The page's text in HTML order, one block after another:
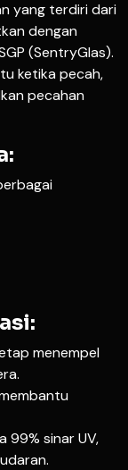
yang terdiri dari
dengan
(SentryGlas).
ketika pecah,
pecahan
menempel
99% sinar UV,